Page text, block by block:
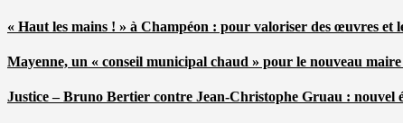
« Haut les mains ! » à Champéon : pour valoriser des œuvres et
Mayenne, un « conseil municipal chaud » pour le nouveau
Justice – Bruno Bertier contre Jean-Christophe Gruau : nouvel